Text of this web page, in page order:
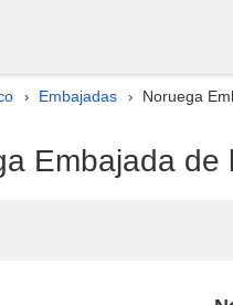
› Embajadas › Noruega
Embajada de